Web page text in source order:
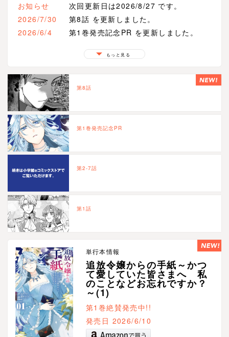
お知らせ
次回更新日は2026/8/27 です。
2026/7/30
第8話 を更新しました。
2026/6/4
第1巻発売記念PR を更新しました。
もっと見る
第8話
第1巻発売記念PR
第2-7話
第1話
単行本情報
追放令嬢からの手紙～かつ
て愛していた皆さまへ 私
のことなどお忘れですか？
～(1)
第1巻絶賛発売中!!
発売日 2026/6/10